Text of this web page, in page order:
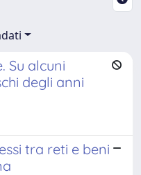
Su alcuni
degli anni
tra reti e beni